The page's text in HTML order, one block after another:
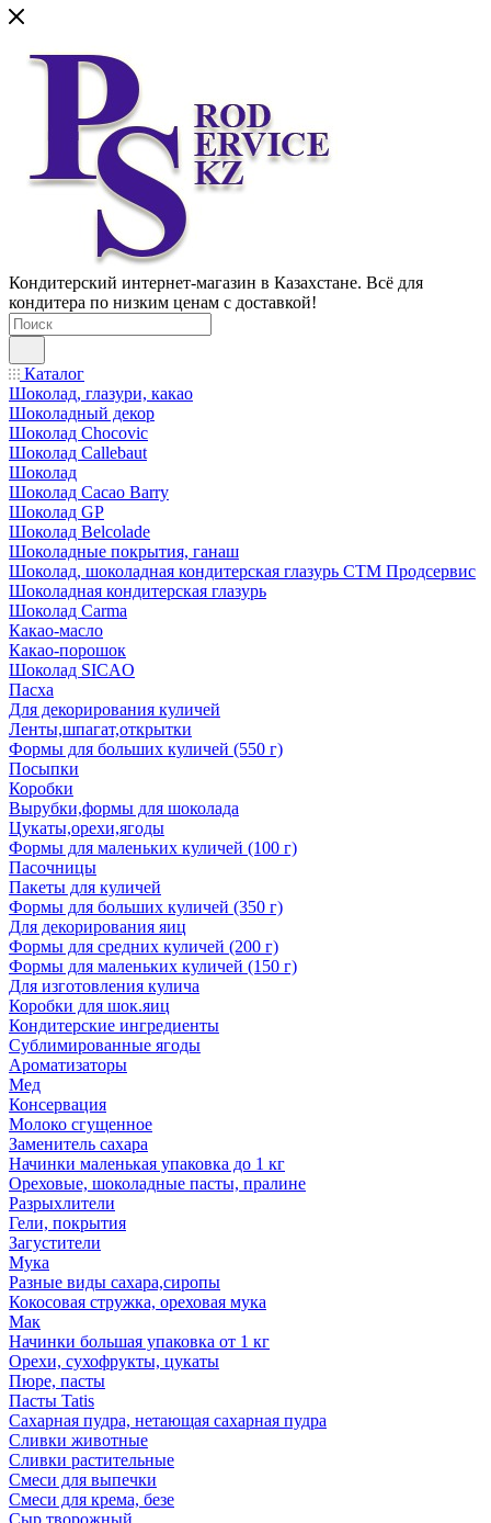
Кондитерский интернет-магазин в Казахстане. Всё для
кондитера по низким ценам с доставкой!
Каталог
Шоколад, глазури, какао
Шоколадный декор
Шоколад Chocovic
Шоколад Callebaut
Шоколад
Шоколад Cacao Barry
Шоколад GP
Шоколад Belcolade
Шоколадные покрытия, ганаш
Шоколад, шоколадная кондитерская глазурь СТМ Продсервис
Шоколадная кондитерская глазурь
Шоколад Carma
Какао-масло
Какао-порошок
Шоколад SICAO
Пасха
Для декорирования куличей
Ленты,шпагат,открытки
Формы для больших куличей (550 г)
Посыпки
Коробки
Вырубки,формы для шоколада
Цукаты,орехи,ягоды
Формы для маленьких куличей (100 г)
Пасочницы
Пакеты для куличей
Формы для больших куличей (350 г)
Для декорирования яиц
Формы для средних куличей (200 г)
Формы для маленьких куличей (150 г)
Для изготовления кулича
Коробки для шок.яиц
Кондитерские ингредиенты
Сублимированные ягоды
Ароматизаторы
Мед
Консервация
Молоко сгущенное
Заменитель сахара
Начинки маленькая упаковка до 1 кг
Ореховые, шоколадные пасты, пралине
Разрыхлители
Гели, покрытия
Загустители
Мука
Разные виды сахара,сиропы
Кокосовая стружка, ореховая мука
Мак
Начинки большая упаковка от 1 кг
Орехи, сухофрукты, цукаты
Пюре, пасты
Пасты Tatis
Сахарная пудра, нетающая сахарная пудра
Сливки животные
Сливки растительные
Смеси для выпечки
Смеси для крема, безе
Сыр творожный